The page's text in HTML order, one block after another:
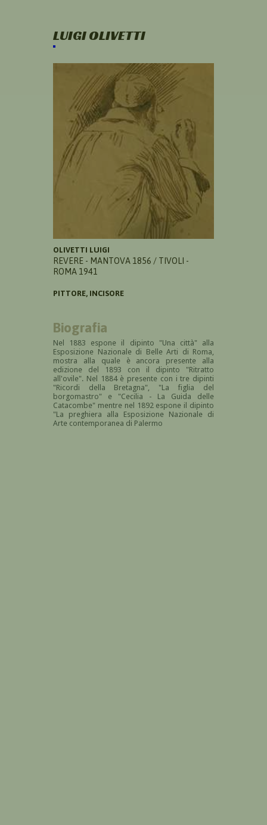
LUIGI OLIVETTI
OLIVETTI LUIGI
REVERE - MANTOVA 1856 / TIVOLI -
ROMA 1941
PITTORE, INCISORE
Biografia
Nel 1883 espone il dipinto "Una città" alla
Esposizione Nazionale di Belle Arti di Roma,
mostra alla quale è ancora presente alla
edizione del 1893 con il dipinto "Ritratto
all'ovile". Nel 1884 è presente con i tre dipinti
"Ricordi della Bretagna", "La figlia del
borgomastro" e "Cecilia - La Guida delle
Catacombe" mentre nel 1892 espone il dipinto
"La preghiera alla Esposizione Nazionale di
Arte contemporanea di Palermo